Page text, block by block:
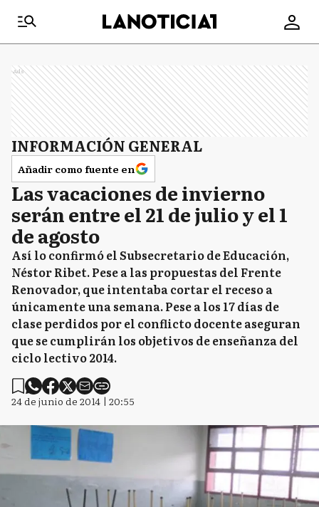
Ads
INFORMACIÓN GENERAL
Añadir como fuente en
Las vacaciones de invierno
serán entre el 21 de julio y el 1
de agosto
Así lo confirmó el Subsecretario de Educación,
Néstor Ribet. Pese a las propuestas del Frente
Renovador, que intentaba cortar el receso a
únicamente una semana. Pese a los 17 días de
clase perdidos por el conflicto docente aseguran
que se cumplirán los objetivos de enseñanza del
ciclo lectivo 2014.
24 de junio de 2014 | 20:55